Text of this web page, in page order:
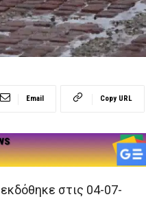
Email Copy URL
στις 04-07-